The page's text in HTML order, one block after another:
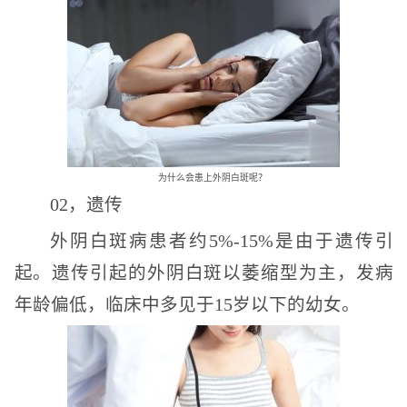
为什么会患上外阴白斑呢？
02，遗传
外阴白斑病患者约5%-15%是由于遗传引
起。遗传引起的外阴白斑以萎缩型为主，发病
年龄偏低，临床中多见于15岁以下的幼女。